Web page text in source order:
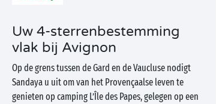
Uw 4-sterrenbestemming
vlak bij Avignon
Op de grens tussen de Gard en de Vaucluse nodigt
Sandaya u uit om van het Provençaalse leven te
genieten op camping L’Île des Papes, gelegen op een